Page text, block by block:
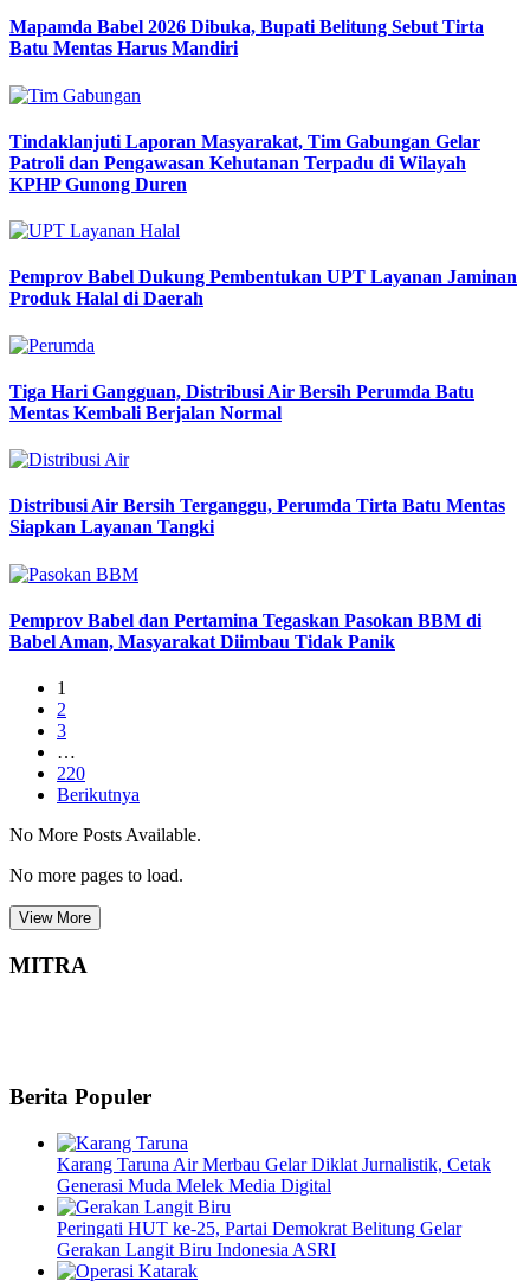
Mapamda Babel 2026 Dibuka, Bupati Belitung Sebut Tirta
Batu Mentas Harus Mandiri
Tindaklanjuti Laporan Masyarakat, Tim Gabungan Gelar
Patroli dan Pengawasan Kehutanan Terpadu di Wilayah
KPHP Gunong Duren
Pemprov Babel Dukung Pembentukan UPT Layanan Jaminan
Produk Halal di Daerah
Tiga Hari Gangguan, Distribusi Air Bersih Perumda Batu
Mentas Kembali Berjalan Normal
Distribusi Air Bersih Terganggu, Perumda Tirta Batu Mentas
Siapkan Layanan Tangki
Pemprov Babel dan Pertamina Tegaskan Pasokan BBM di
Babel Aman, Masyarakat Diimbau Tidak Panik
1
2
3
…
220
Berikutnya
No More Posts Available.
No more pages to load.
View More
MITRA
Berita Populer
Karang Taruna Air Merbau Gelar Diklat Jurnalistik, Cetak
Generasi Muda Melek Media Digital
Peringati HUT ke-25, Partai Demokrat Belitung Gelar
Gerakan Langit Biru Indonesia ASRI